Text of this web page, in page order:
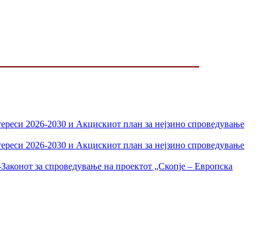
2026-2030 и Акцискиот план за нејзино спроведување
2026-2030 и Акцискиот план за нејзино спроведување
за спроведување на проектот „Скопје – Европска